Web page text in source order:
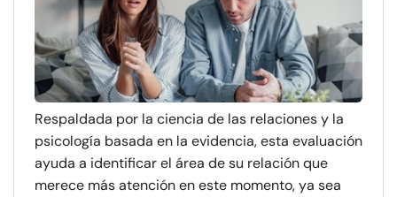
Respaldada por la ciencia de las relaciones y la
psicología basada en la evidencia, esta evaluación
ayuda a identificar el área de su relación que
merece más atención en este momento, ya sea